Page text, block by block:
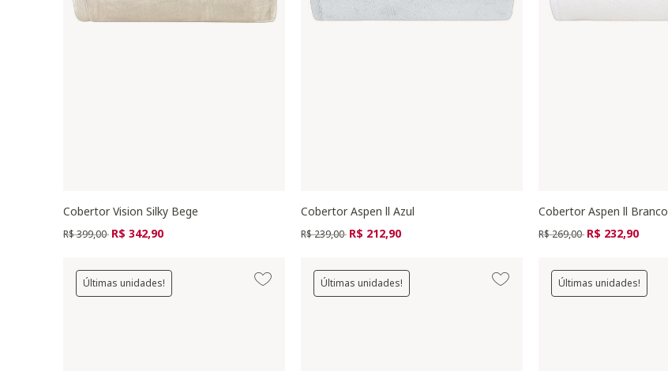
Cobertor Vision Silky Bege
Preço reduzido de
R$ 399,00 para
R$ 342,90
Cobertor Aspen ll Azul
Preço reduzido de
R$ 239,00 para
R$ 212,90
Cobertor Aspen ll Branco
Preço reduzido de
R$ 269,00 para
R$ 232,90
Últimas unidades! Últimas unidades! Últimas unidades!